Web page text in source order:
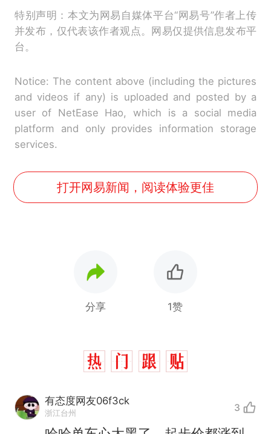
特别声明：本文为网易自媒体平台“网易号”作者上传
并发布，仅代表该作者观点。网易仅提供信息发布平
台。
Notice: The content above (including the pictures
and videos if any) is uploaded and posted by a
user of NetEase Hao, which is a social media
platform and only provides information storage
services.
打开网易新闻，阅读体验更佳
分享 1赞
有态度网友06f3ck
浙江台州 3